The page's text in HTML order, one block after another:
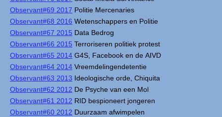
Observant#69 2017 Politie Mercenaries
Observant#68 2016 Wetenschappers en Politie
Observant#67 2015 Data Bedrog
Observant#66 2015 Terroriseren politiek protest
Observant#65 2014 G4S, Facebook en de AIVD
Observant#64 2014 Vreemdelingendetentie
Observant#63 2013 Ideologische orde, Chiquita
Observant#62 2012 De Psyche van een Mol
Observant#61 2012 RID bespioneert jongeren
Observant#60 2012 Duurzaam afwimpelen